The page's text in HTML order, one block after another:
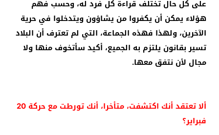
على كل حال تختلف قراءة كل فرد له، وحسب فهم
هؤلاء يمكن أن يكفروا من يشاؤون ويتدخلوا في حرية
الآخرين، ولهذا فهذه الجماعة، التي لم تعترف أن البلاد
تسير بقانون يلتزم به الجميع، أكيد سأتخوف منها ولا
مجال لأن نتفق معها.
ألا تعتقد أنك اكتشفت، متأخرا، أنك تورطت مع حركة 20
فبراير؟